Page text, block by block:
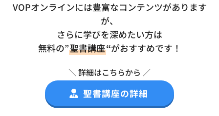
VOPオンラインには豊富なコンテンツがあります
が、
さらに学びを深めたい方は
無料の”聖書講座“がおすすめです！
＼ 詳細はこちらから ／
聖書講座の詳細